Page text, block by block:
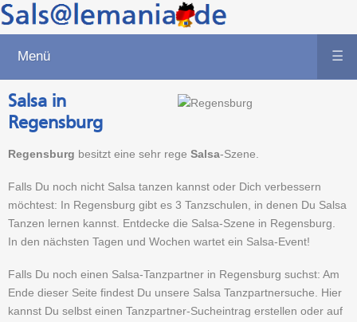
Menü ☰
Salsa in
Regensburg
Regensburg besitzt eine sehr rege Salsa-Szene.
Falls Du noch nicht Salsa tanzen kannst oder Dich verbessern
möchtest: In Regensburg gibt es 3 Tanzschulen, in denen Du Salsa
Tanzen lernen kannst. Entdecke die Salsa-Szene in Regensburg.
In den nächsten Tagen und Wochen wartet ein Salsa-Event!
Falls Du noch einen Salsa-Tanzpartner in Regensburg suchst: Am
Ende dieser Seite findest Du unsere Salsa Tanzpartnersuche. Hier
kannst Du selbst einen Tanzpartner-Sucheintrag erstellen oder auf